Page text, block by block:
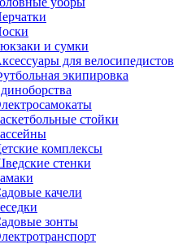
и сумки
для велосипедистов
экипировка
стойки
комплексы
стенки
качели
зонты